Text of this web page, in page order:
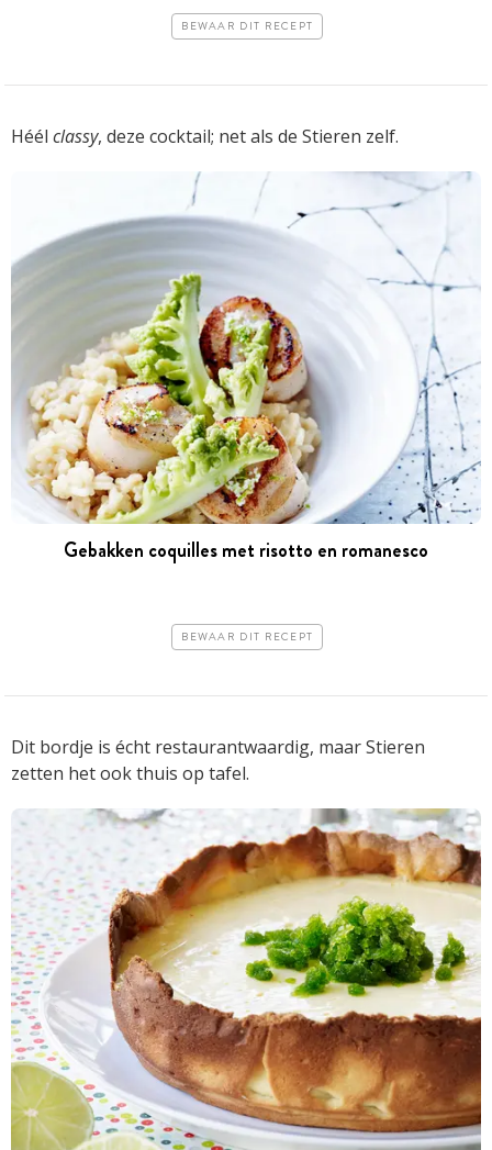
BEWAAR DIT RECEPT
Héél classy, deze cocktail; net als de Stieren zelf.
Gebakken coquilles met risotto en romanesco
BEWAAR DIT RECEPT
Dit bordje is écht restaurantwaardig, maar Stieren
zetten het ook thuis op tafel.